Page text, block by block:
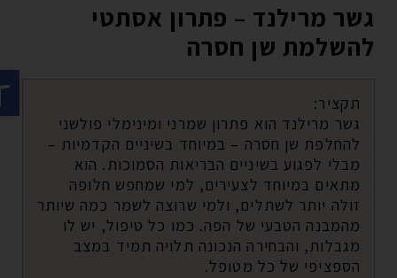
גשר מרילנד – פתרון אסתטי
להשלמת שן חסרה
תקציר:
גשר מרילנד הוא פתרון שמרני ומינימלי פולשני
להחלפת שן חסרה – במיוחד בשיניים הקדמיות –
מבלי לפגוע בשיניים הבריאות הסמוכות. הוא
מתאים במיוחד לצעירים, למי שמחפש חלופה
זולה יותר לשתלים, ולמי שרוצה לשמר כמה שיותר
מהמבנה הטבעי של הפה. כמו כל טיפול, יש לו
מגבלות, והבחירה הנכונה תלויה תמיד במצב
הספציפי של כל מטופל.